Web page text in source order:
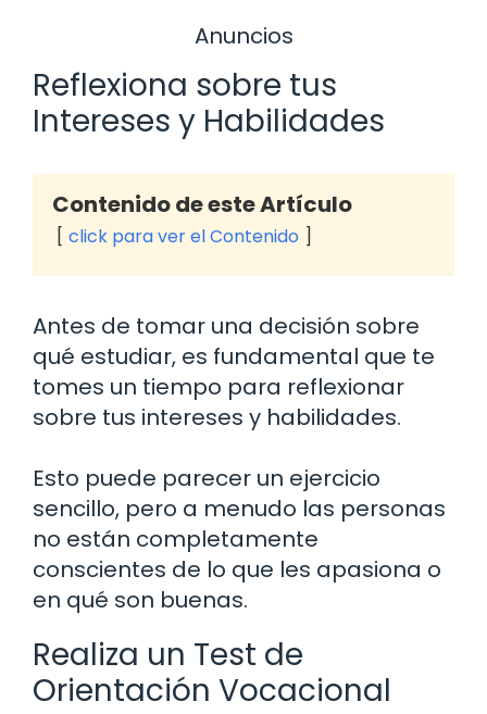
Anuncios
Reflexiona sobre tus
Intereses y Habilidades
Contenido de este Artículo
click para ver el Contenido
Antes de tomar una decisión sobre
qué estudiar, es fundamental que te
tomes un tiempo para reflexionar
sobre tus intereses y habilidades.
Esto puede parecer un ejercicio
sencillo, pero a menudo las personas
no están completamente
conscientes de lo que les apasiona o
en qué son buenas.
Realiza un Test de
Orientación Vocacional